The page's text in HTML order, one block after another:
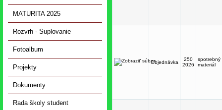
MATURITA 2025
Rozvrh - Suplovanie
Fotoalbum
Projekty
Dokumenty
Rada školy student
Objednávka
250
2026
spotrebný
materiál